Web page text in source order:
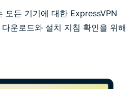
모든 기기에 대한 ExpressVPN
운로드와 설치 지침 확인을 위해